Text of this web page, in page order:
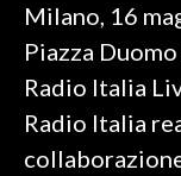
CALCIO REGIONALE
BASKET
VOLLEY
MOTORI
TENNIS
Milano, 16
Piazza
Radio Italia
Radio Italia